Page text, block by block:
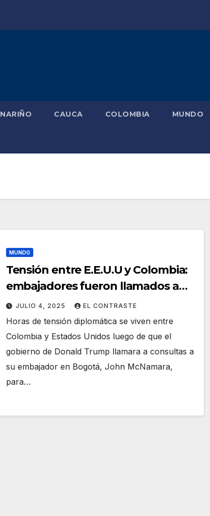
NARIÑO CAUCA COLOMBIA MUNDO
MUNDO
Tensión entre E.E.U.U y Colombia:
embajadores fueron llamados a
consultas
JULIO 4, 2025 EL CONTRASTE
Horas de tensión diplomática se viven entre
Colombia y Estados Unidos luego de que el
gobierno de Donald Trump llamara a consultas a
su embajador en Bogotá, John McNamara,
para…